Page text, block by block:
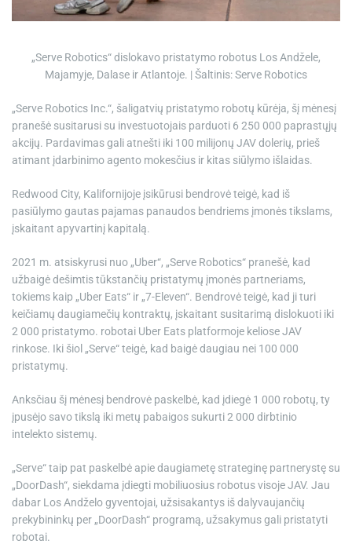
„Serve Robotics“ dislokavo pristatymo robotus Los Andžele,
Majamyje, Dalase ir Atlantoje. | Šaltinis: Serve Robotics
„Serve Robotics Inc.“, šaligatvių pristatymo robotų kūrėja, šį mėnesį
pranešė susitarusi su investuotojais parduoti 6 250 000 paprastųjų
akcijų. Pardavimas gali atnešti iki 100 milijonų JAV dolerių, prieš
atimant įdarbinimo agento mokesčius ir kitas siūlymo išlaidas.
Redwood City, Kalifornijoje įsikūrusi bendrovė teigė, kad iš
pasiūlymo gautas pajamas panaudos bendriems įmonės tikslams,
įskaitant apyvartinį kapitalą.
2021 m. atsiskyrusi nuo „Uber“, „Serve Robotics“ pranešė, kad
užbaigė dešimtis tūkstančių pristatymų įmonės partneriams,
tokiems kaip „Uber Eats“ ir „7-Eleven“. Bendrovė teigė, kad ji turi
keičiamų daugiamečių kontraktų, įskaitant susitarimą dislokuoti iki
2 000 pristatymo. robotai Uber Eats platformoje keliose JAV
rinkose. Iki šiol „Serve“ teigė, kad baigė daugiau nei 100 000
pristatymų.
Anksčiau šį mėnesį bendrovė paskelbė, kad įdiegė 1 000 robotų, ty
įpusėjo savo tikslą iki metų pabaigos sukurti 2 000 dirbtinio
intelekto sistemų.
„Serve“ taip pat paskelbė apie daugiametę strateginę partnerystę su
„DoorDash“, siekdama įdiegti mobiliuosius robotus visoje JAV. Jau
dabar Los Andželo gyventojai, užsisakantys iš dalyvaujančių
prekybininkų per „DoorDash“ programą, užsakymus gali pristatyti
robotai.